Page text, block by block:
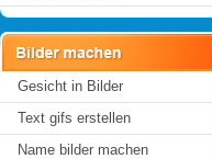
Gesicht in Bilder
Text gifs erstellen
Name bilder machen